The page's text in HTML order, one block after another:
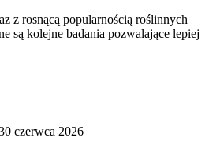
z rosnącą popularnością roślinnych
są kolejne badania pozwalające lepiej
czerwca 2026